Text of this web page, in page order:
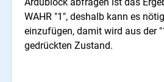
WAHR "1", deshalb kann es
einzufügen, damit wird aus der
gedrückten Zustand.